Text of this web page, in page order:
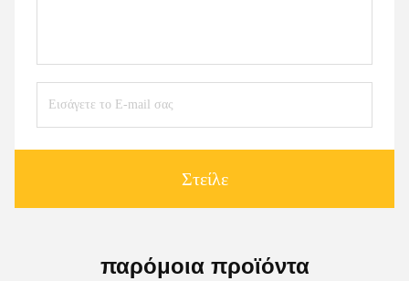
Στείλε
παρόμοια προϊόντα